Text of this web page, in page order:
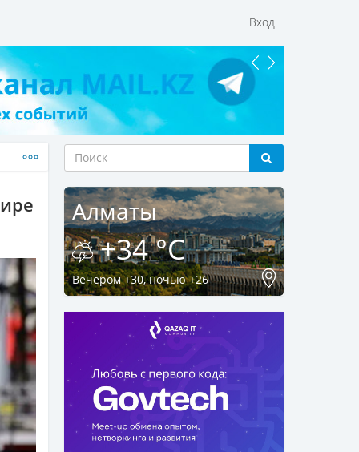
Вход
Алматы
+34 °C
Вечером +30, ночью +26